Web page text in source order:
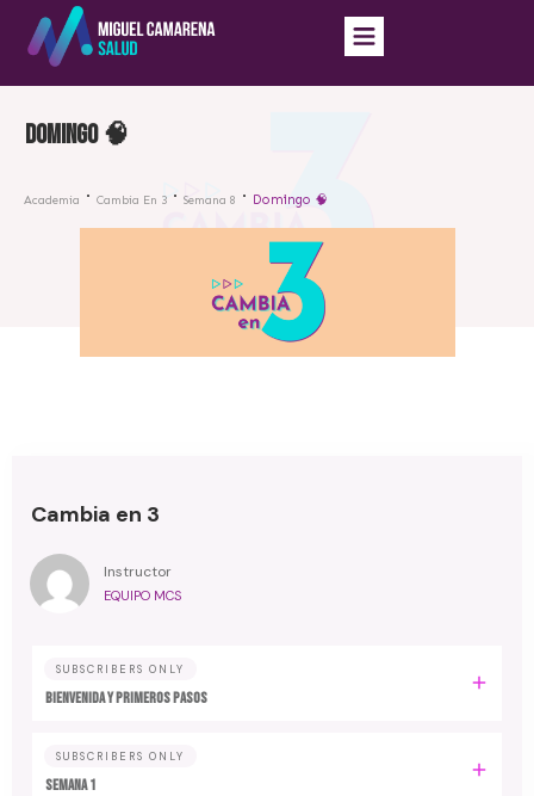
Domingo 🧠
Academia Cambia En 3 Semana 8 Domingo 🧠
Cambia en 3
Instructor
EQUIPO MCS
SUBSCRIBERS ONLY
Bienvenida y primeros pasos
SUBSCRIBERS ONLY
Semana 1